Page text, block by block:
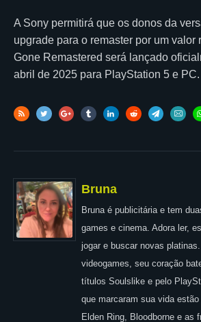
A Sony permitirá que os donos da
upgrade para o remaster por um valor
Gone Remastered será lançado
abril de 2025 para PlayStation 5 e PC.
Bruna
Bruna é publicitária e tem
games e cinema. Adora ler,
jogar e buscar novas
videogames, seu coração
títulos Soulslike e pelo
que marcaram sua vida
Elden Ring, Bloodborne e as